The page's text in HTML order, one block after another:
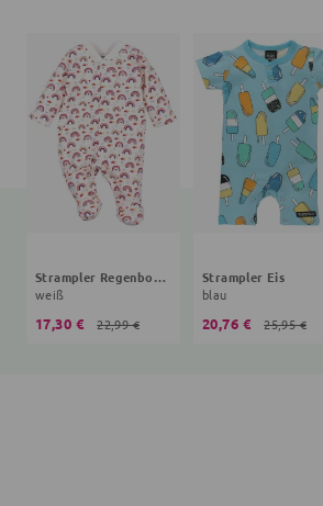
Strampler Regenbogen
weiß
17,30 € 22,99 €
Strampler Eis
blau
20,76 € 25,95 €